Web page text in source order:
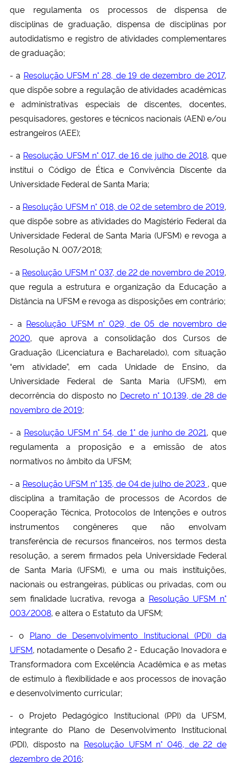
que regulamenta os processos de dispensa de
disciplinas de graduação, dispensa de disciplinas por
autodidatismo e registro de atividades complementares
de graduação;
- a Resolução UFSM n° 28, de 19 de dezembro de 2017,
que dispõe sobre a regulação de atividades acadêmicas
e administrativas especiais de discentes, docentes,
pesquisadores, gestores e técnicos nacionais (AEN) e/ou
estrangeiros (AEE);
- a Resolução UFSM n° 017, de 16 de julho de 2018, que
institui o Código de Ética e Convivência Discente da
Universidade Federal de Santa Maria;
- a Resolução UFSM n° 018, de 02 de setembro de 2019,
que dispõe sobre as atividades do Magistério Federal da
Universidade Federal de Santa Maria (UFSM) e revoga a
Resolução N. 007/2018;
- a Resolução UFSM n° 037, de 22 de novembro de 2019,
que regula a estrutura e organização da Educação a
Distância na UFSM e revoga as disposições em contrário;
- a Resolução UFSM n° 029, de 05 de novembro de
2020, que aprova a consolidação dos Cursos de
Graduação (Licenciatura e Bacharelado), com situação
“em atividade”, em cada Unidade de Ensino, da
Universidade Federal de Santa Maria (UFSM), em
decorrência do disposto no Decreto n° 10.139, de 28 de
novembro de 2019;
- a Resolução UFSM n° 54, de 1° de junho de 2021, que
regulamenta a proposição e a emissão de atos
normativos no âmbito da UFSM;
- a Resolução UFSM n° 135, de 04 de julho de 2023 , que
disciplina a tramitação de processos de Acordos de
Cooperação Técnica, Protocolos de Intenções e outros
instrumentos congêneres que não envolvam
transferência de recursos financeiros, nos termos desta
resolução, a serem firmados pela Universidade Federal
de Santa Maria (UFSM), e uma ou mais instituições,
nacionais ou estrangeiras, públicas ou privadas, com ou
sem finalidade lucrativa, revoga a Resolução UFSM n°
003/2008, e altera o Estatuto da UFSM;
- o Plano de Desenvolvimento Institucional (PDI) da
UFSM, notadamente o Desafio 2 - Educação Inovadora e
Transformadora com Excelência Acadêmica e as metas
de estímulo à flexibilidade e aos processos de inovação
e desenvolvimento curricular;
- o Projeto Pedagógico Institucional (PPI) da UFSM,
integrante do Plano de Desenvolvimento Institucional
(PDI), disposto na Resolução UFSM n° 046, de 22 de
dezembro de 2016;